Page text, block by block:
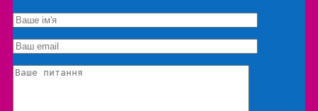
Екскурсія/локація